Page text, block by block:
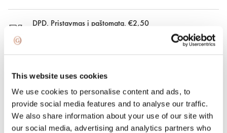
This website uses cookies
We use cookies to personalise content and ads, to
provide social media features and to analyse our traffic.
We also share information about your use of our site with
our social media, advertising and analytics partners who
DPD. Pristaymas į paštomatą. €2,50
Numatoma pristatymo data: 08.08.2026
Greitasis pristatymas. €15.00
Greitasis pristatymas Vilniuje ir Vilniaus rajone per vieną
dieną. Pristatymas: 06.08.2026